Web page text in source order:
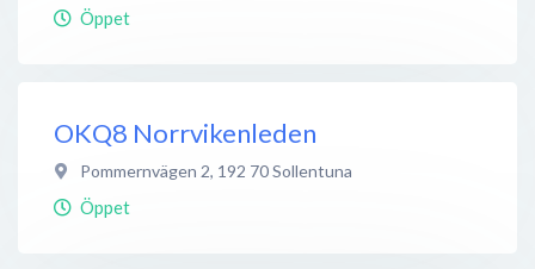
Öppet
OKQ8 Norrvikenleden
Pommernvägen 2, 192 70Sollentuna
Öppet